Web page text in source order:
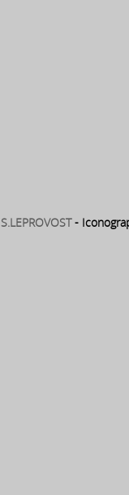
S.LEPROVOST-